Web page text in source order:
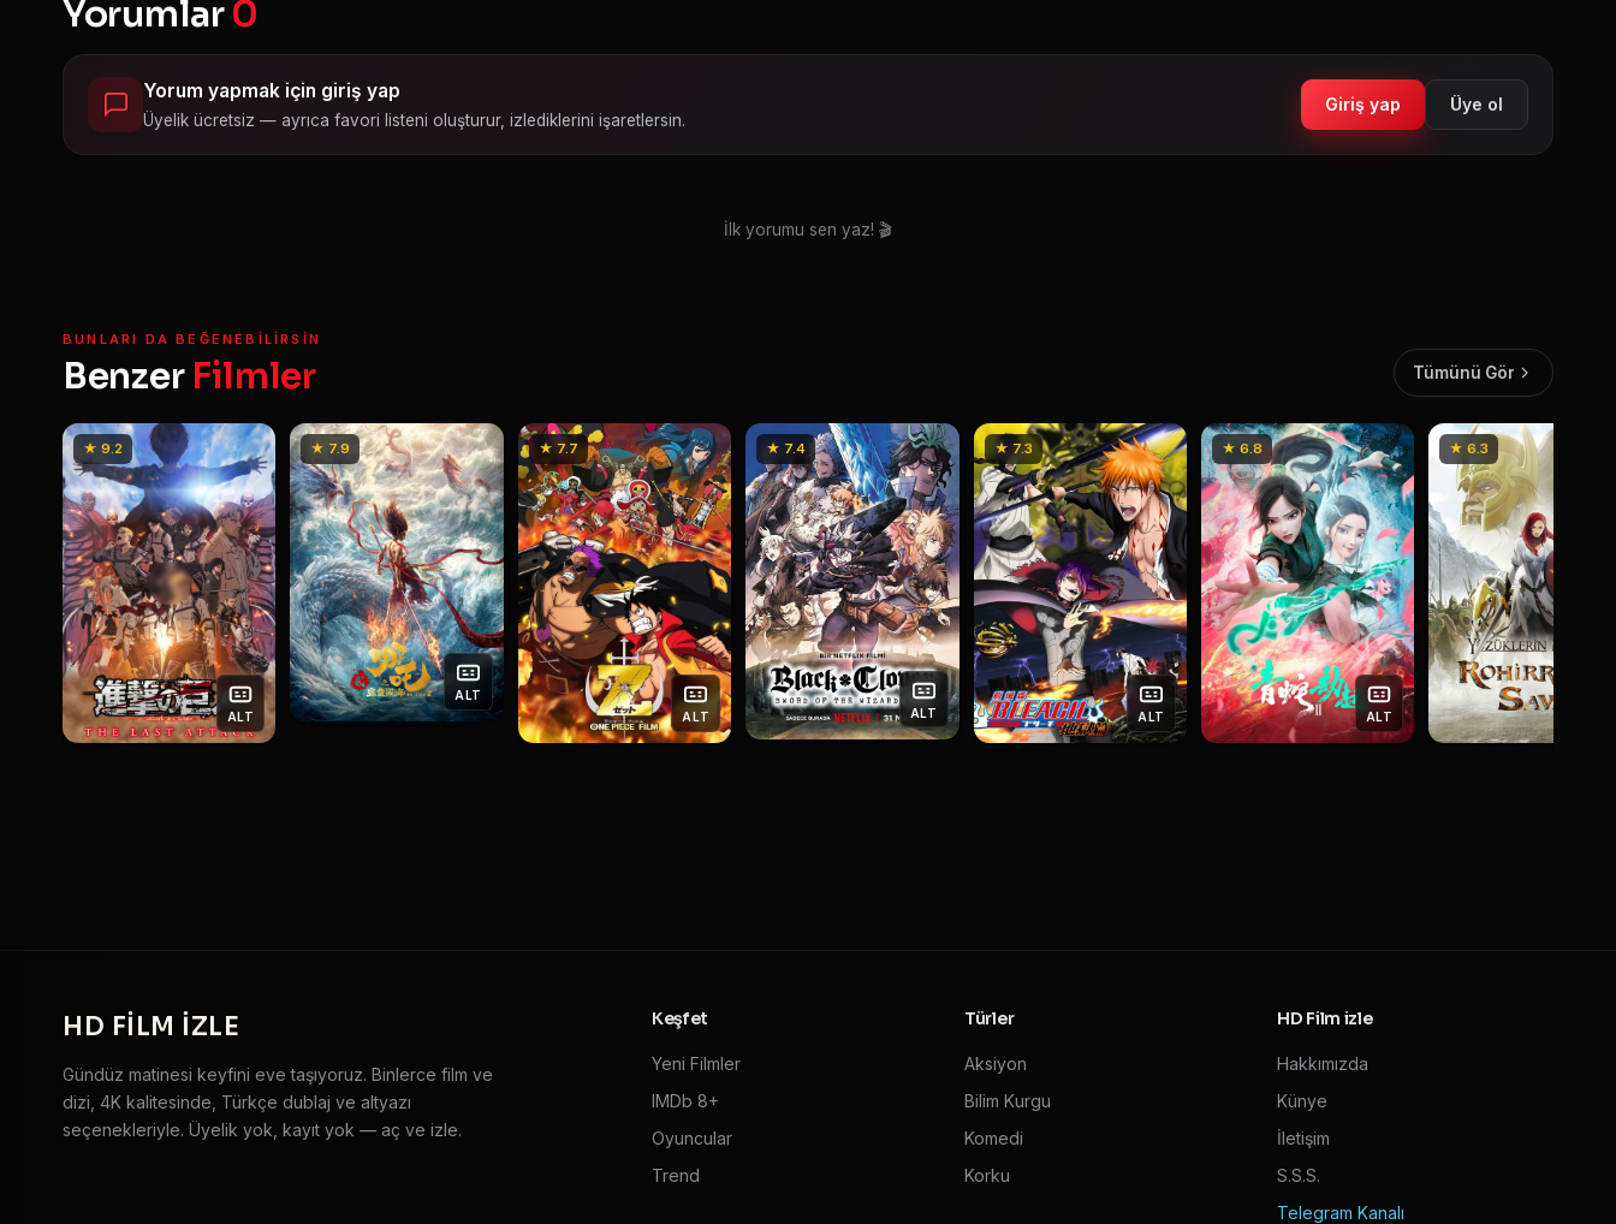
Yorumlar0
Yorum yapmak için giriş yap
Üyelik ücretsiz — ayrıca favori listeni oluşturur, izlediklerini işaretlersin.
Giriş yap Üye ol
İlk yorumu sen yaz! 🎬
BUNLARI DA BEĞENEBILIRSIN
Benzer Filmler Tümünü Gör
★ 9.2
ALT
★ 7.9
ALT
★ 7.7
ALT
★ 7.4
ALT
★ 7.3
ALT
★ 6.8
ALT
★ 6.3
HD FILM IZLE
Gündüz matinesi keyfini eve taşıyoruz. Binlerce film ve
dizi, 4K kalitesinde, Türkçe dublaj ve altyazı
seçenekleriyle. Üyelik yok, kayıt yok — aç ve izle.
Keşfet
Yeni Filmler
IMDb 8+
Oyuncular
Trend
Türler
Aksiyon
Bilim Kurgu
Komedi
Korku
HD Film izle
Hakkımızda
Künye
İletişim
S.S.S.
Telegram Kanalı